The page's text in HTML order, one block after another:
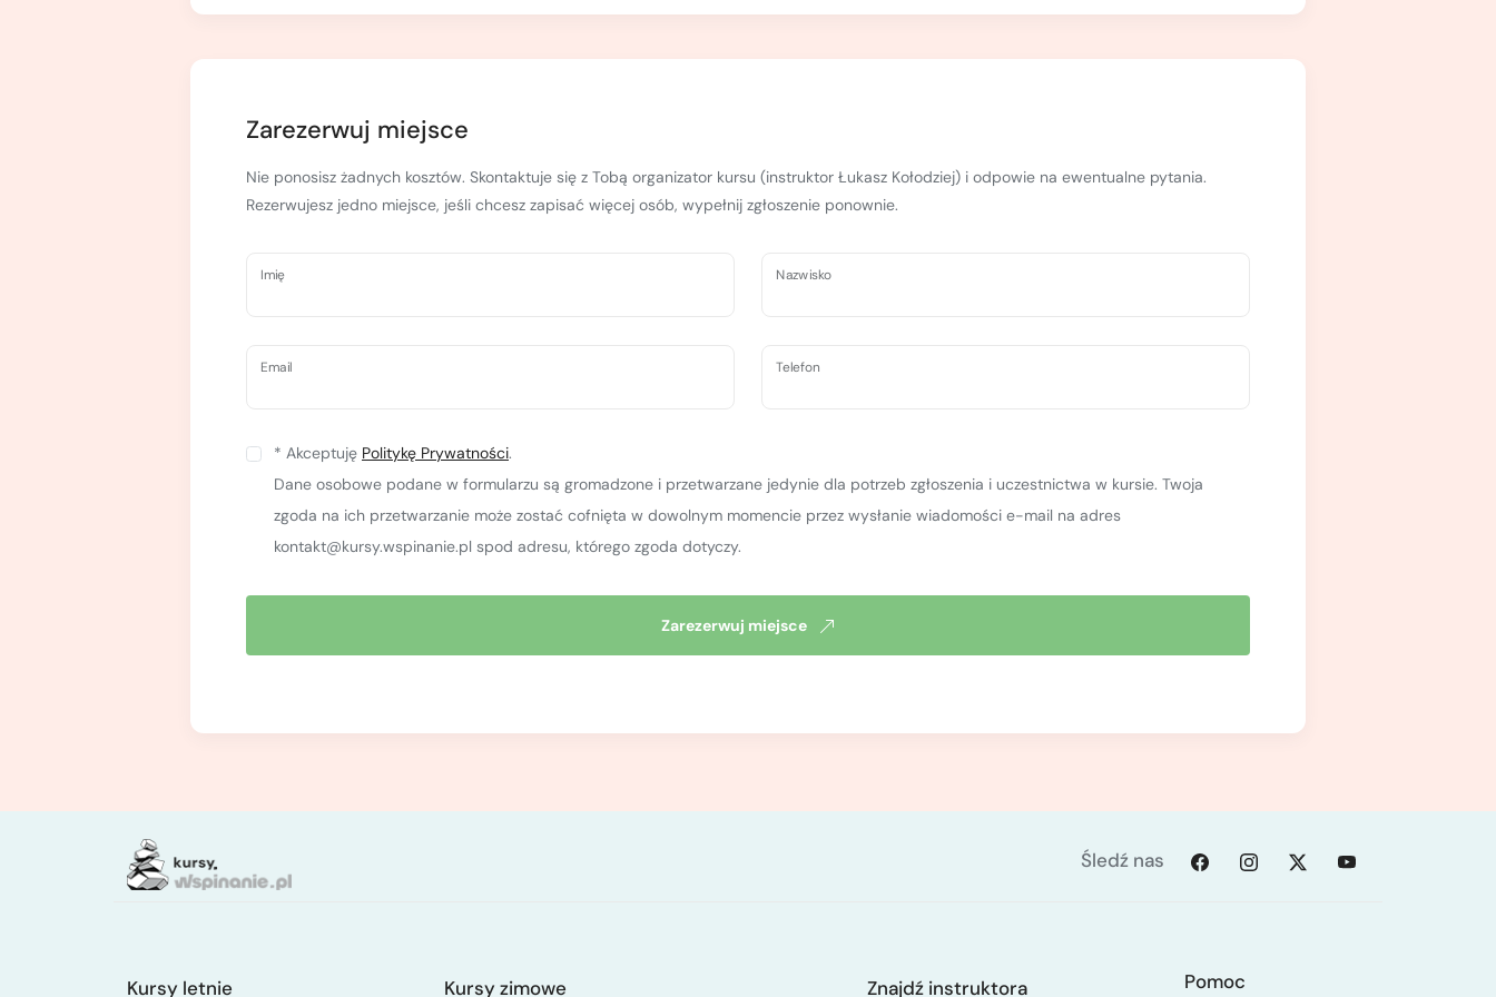
Zarezerwuj miejsce
Nie ponosisz żadnych kosztów. Skontaktuje się z Tobą organizator kursu (instruktor Łukasz Kołodziej) i odpowie na ewentualne pytania.
Rezerwujesz jedno miejsce, jeśli chcesz zapisać więcej osób, wypełnij zgłoszenie ponownie.
Imię Nazwisko
Email Telefon
* Akceptuję Politykę Prywatności.
Dane osobowe podane w formularzu są gromadzone i przetwarzane jedynie dla potrzeb zgłoszenia i uczestnictwa w kursie. Twoja
zgoda na ich przetwarzanie może zostać cofnięta w dowolnym momencie przez wysłanie wiadomości e-mail na adres
kontakt@kursy.wspinanie.pl spod adresu, którego zgoda dotyczy.
Zarezerwuj miejsce
Śledź nas
Kursy letnie Kursy zimowe Znajdź instruktora Pomoc
Kurs turystyki wysokogórskiej
Zimowy kurs taternicki